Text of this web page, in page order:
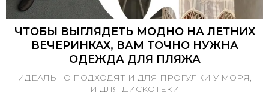
ЧТОБЫ ВЫГЛЯДЕТЬ МОДНО НА ЛЕТНИХ
ВЕЧЕРИНКАХ, ВАМ ТОЧНО НУЖНА
ОДЕЖДА ДЛЯ ПЛЯЖА
ИДЕАЛЬНО ПОДХОДЯТ И ДЛЯ ПРОГУЛКИ У МОРЯ,
И ДЛЯ ДИСКОТЕКИ